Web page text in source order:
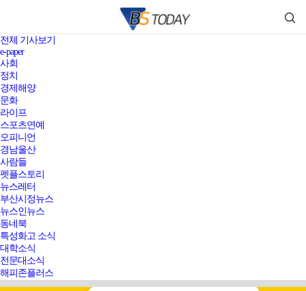
전체 기사보기
e-paper
사회
정치
경제해양
문화
라이프
스포츠연예
오피니언
경남울산
사람들
펫플스토리
뉴스레터
부산시정뉴스
뉴스인뉴스
동네북
특성화고 소식
대학소식
전문대소식
해피존플러스